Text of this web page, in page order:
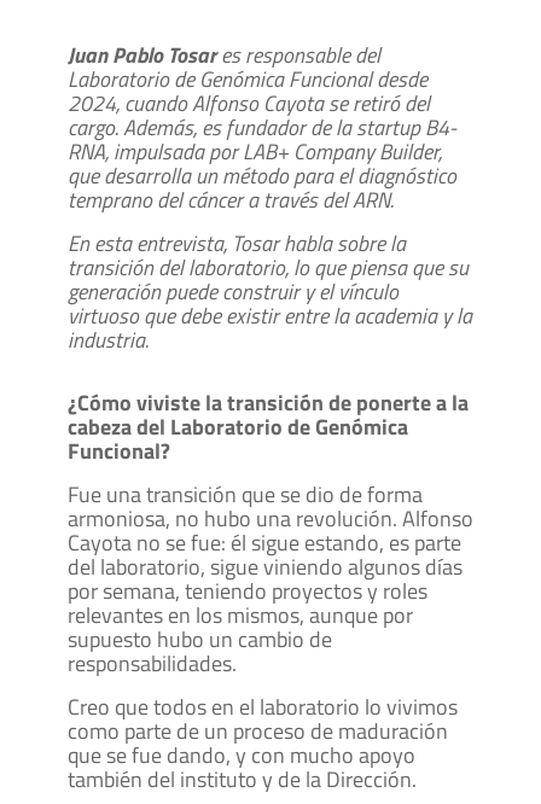
Juan Pablo Tosares responsable del
Laboratorio de Genómica Funcional desde
2024, cuando Alfonso Cayota se retiró del
cargo. Además, es fundador de la startup B4-
RNA, impulsada por LAB+ Company Builder,
que desarrolla un método para el diagnóstico
temprano del cáncer a través del ARN.
En esta entrevista, Tosar habla sobre la
transición del laboratorio, lo que piensa que su
generación puede construir y el vínculo
virtuoso que debe existir entre la academia y la
industria.
¿Cómo viviste la transición de ponerte a la
cabeza del Laboratorio de Genómica
Funcional?
Fue una transición que se dio de forma
armoniosa, no hubo una revolución. Alfonso
Cayota no se fue: él sigue estando, es parte
del laboratorio, sigue viniendo algunos días
por semana, teniendo proyectos y roles
relevantes en los mismos, aunque por
supuesto hubo un cambio de
responsabilidades.
Creo que todos en el laboratorio lo vivimos
como parte de un proceso de maduración
que se fue dando, y con mucho apoyo
también del instituto y de la Dirección.